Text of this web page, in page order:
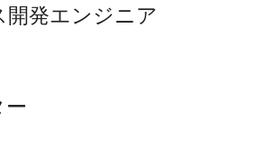
開発エンジニア
ー